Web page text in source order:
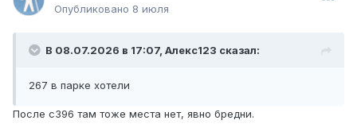
Опубликовано 8 июля
В 08.07.2026 в 17:07, Алекс123 сказал:
267 в парке хотели
После с396 там тоже места нет, явно бредни.